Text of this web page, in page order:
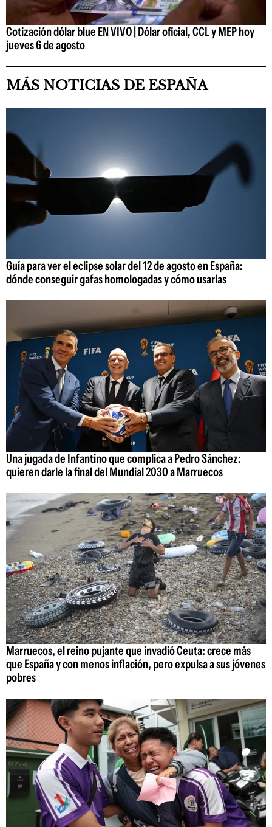
Cotización dólar blue EN VIVO | Dólar oficial, CCL y MEP hoy
jueves 6 de agosto
MÁS NOTICIAS DE ESPAÑA
Guía para ver el eclipse solar del 12 de agosto en España:
dónde conseguir gafas homologadas y cómo usarlas
Una jugada de Infantino que complica a Pedro Sánchez:
quieren darle la final del Mundial 2030 a Marruecos
Marruecos, el reino pujante que invadió Ceuta: crece más
que España y con menos inflación, pero expulsa a sus jóvenes
pobres